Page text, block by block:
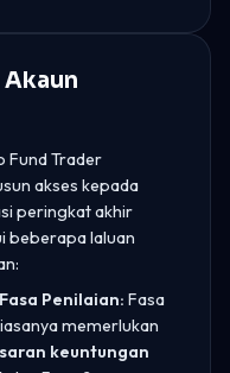
Fund Trader
akses kepada
peringkat akhir
beberapa laluan
Penilaian: Fasa
memerlukan
keuntungan